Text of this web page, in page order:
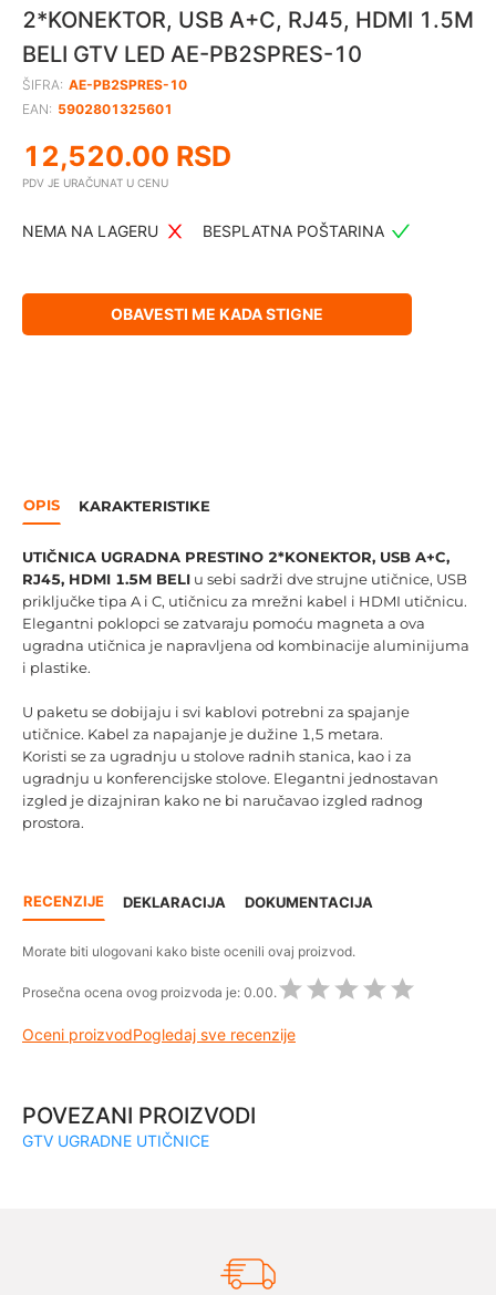
2*KONEKTOR, USB A+C, RJ45, HDMI 1.5M
BELI GTV LED AE-PB2SPRES-10
ŠIFRA: AE-PB2SPRES-10
EAN: 5902801325601
12,520.00 RSD
PDV JE URAČUNAT U CENU
NEMA NA LAGERU BESPLATNA POŠTARINA
OBAVESTI ME KADA STIGNE
OPIS KARAKTERISTIKE
UTIČNICA UGRADNA PRESTINO 2*KONEKTOR, USB A+C,
RJ45, HDMI 1.5M BELI u sebi sadrži dve strujne utičnice, USB
priključke tipa A i C, utičnicu za mrežni kabel i HDMI utičnicu.
Elegantni poklopci se zatvaraju pomoću magneta a ova
ugradna utičnica je napravljena od kombinacije aluminijuma
i plastike.
U paketu se dobijaju i svi kablovi potrebni za spajanje
utičnice. Kabel za napajanje je dužine 1,5 metara.
Koristi se za ugradnju u stolove radnih stanica, kao i za
ugradnju u konferencijske stolove. Elegantni jednostavan
izgled je dizajniran kako ne bi naručavao izgled radnog
prostora.
RECENZIJE DEKLARACIJA DOKUMENTACIJA
Morate biti ulogovani kako biste ocenili ovaj proizvod.
Prosečna ocena ovog proizvoda je: 0.00.
Oceni proizvodPogledaj sve recenzije
POVEZANI PROIZVODI
GTV UGRADNE UTIČNICE